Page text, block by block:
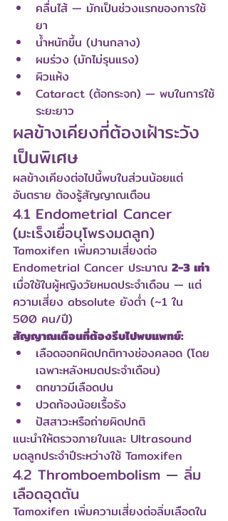
คลื่นไส้ — มักเป็นช่วงแรกของการใช้
ยา
น้ำหนักขึ้น (ปานกลาง)
ผมร่วง (มักไม่รุนแรง)
ผิวแห้ง
Cataract (ต้อกระจก) — พบในการใช้
ระยะยาว
ผลข้างเคียงที่ต้องเฝ้าระวัง
เป็นพิเศษ
ผลข้างเคียงต่อไปนี้พบในส่วนน้อยแต่
อันตราย ต้องรู้สัญญาณเตือน
4.1 Endometrial Cancer
(มะเร็งเยื่อบุโพรงมดลูก)
Tamoxifen เพิ่มความเสี่ยงต่อ
Endometrial Cancer ประมาณ 2-3 เท่า
เมื่อใช้ในผู้หญิงวัยหมดประจำเดือน — แต่
ความเสี่ยง absolute ยังต่ำ (~1 ใน
500 คน/ปี)
สัญญาณเตือนที่ต้องรีบไปพบแพทย์:
เลือดออกผิดปกติทางช่องคลอด (โดย
เฉพาะหลังหมดประจำเดือน)
ตกขาวมีเลือดปน
ปวดท้องน้อยเรื้อรัง
ปัสสาวะหรือถ่ายผิดปกติ
แนะนำให้ตรวจภายในและ Ultrasound
มดลูกประจำปีระหว่างใช้ Tamoxifen
4.2 Thromboembolism — ลิ่ม
เลือดอุดตัน
Tamoxifen เพิ่มความเสี่ยงต่อลิ่มเลือดใน